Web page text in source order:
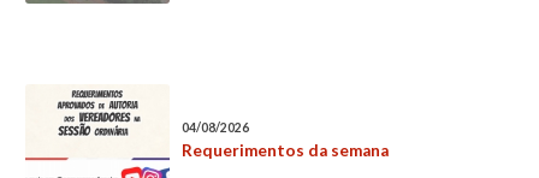
04/08/2026
Requerimentos da semana